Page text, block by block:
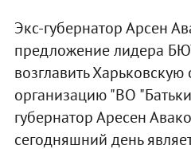
Экс-губернатор Арсен
предложение лидера
возглавить
организацию "ВО
губернатор Аресен
сегодняшний день